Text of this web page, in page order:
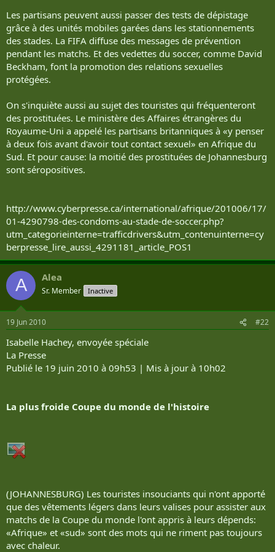
Les partisans peuvent aussi passer des tests de dépistage
grâce à des unités mobiles garées dans les stationnements
des stades. La FIFA diffuse des messages de prévention
pendant les matchs. Et des vedettes du soccer, comme David
Beckham, font la promotion des relations sexuelles
protégées.
On s'inquiète aussi au sujet des touristes qui fréquenteront
des prostituées. Le ministère des Affaires étrangères du
Royaume-Uni a appelé les partisans britanniques à «y penser
à deux fois avant d'avoir tout contact sexuel» en Afrique du
Sud. Et pour cause: la moitié des prostituées de Johannesburg
sont séropositives.
http://www.cyberpresse.ca/international/afrique/201006/17/
01-4290798-des-condoms-au-stade-de-soccer.php?
utm_categorieinterne=trafficdrivers&utm_contenuinterne=cy
berpresse_lire_aussi_4291181_article_POS1
A Alea
Sr. Member Inactive
19 Jun 2010 #22
Isabelle Hachey, envoyée spéciale
La Presse
Publié le 19 juin 2010 à 09h53 | Mis à jour à 10h02
La plus froide Coupe du monde de l'histoire
(JOHANNESBURG) Les touristes insouciants qui n'ont apporté
que des vêtements légers dans leurs valises pour assister aux
matchs de la Coupe du monde l'ont appris à leurs dépends:
«Afrique» et «sud» sont des mots qui ne riment pas toujours
avec chaleur.